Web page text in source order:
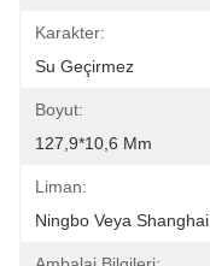
Karakter:
Su Geçirmez
Boyut:
127,9*10,6 Mm
Liman:
Ningbo Veya Shanghai